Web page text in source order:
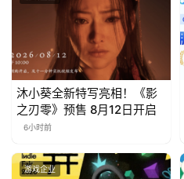
奖
7
月
3
0
沐小葵全新特写亮相！《影
之刃零》预售 8月12日开启
6小时前
游戏企业